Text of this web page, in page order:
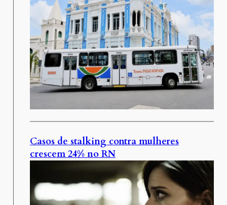
Casos de stalking contra mulheres
crescem 24% no RN